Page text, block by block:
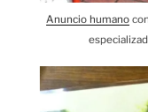
Anuncio humano